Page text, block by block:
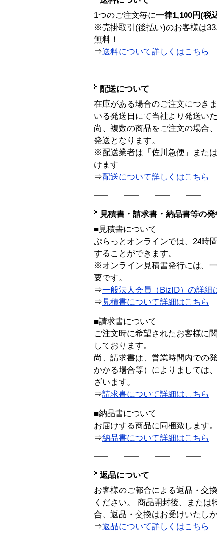
1つのご注文毎に一律1,100円(税
※売掛取引(後払い)のお客様は
無料！
⇒送料について詳しくはこちら
配送について
在庫がある場合のご注文につき
いる発送日にて当社より発送い
尚、複数の商品をご注文の場合
発送となります。
※配送業者は「佐川急便」また
けます
⇒配送について詳しくはこちら
見積書・請求書・納品書等の
■見積書について
ぷらっとオンラインでは、24時
することができます。
※オンライン見積書発行には、
要です。
⇒一般法人会員（BizID）の詳細
⇒ 見積書について詳細はこちら
■請求書について
ご注文時に希望されたお客様に
しております。
尚、請求書は、営業時間内での
かかる場合等）によりましては
ざいます。
⇒請求書について詳細はこちら
■納品書について
お届けする商品に同梱致します。
⇒納品書について詳細はこちら
返品について
お客様のご都合による返品・交
ください。 商品開封後、または
合、返品・交換はお受けいたし
⇒返品について詳しくはこちら